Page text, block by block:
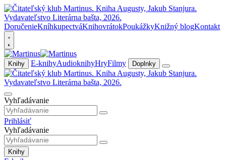
DoručenieKníhkupectváKnihovrátokPoukážkyKnižný blogKontakt
Knihy E-knihyAudioknihyHryFilmy Doplnky
Vyhľadávanie
Prihlásiť
Vyhľadávanie
Knihy